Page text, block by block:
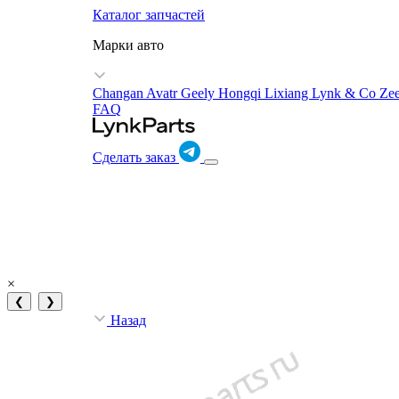
Каталог запчастей
Марки авто
Changan AvatrGeely Hongqi Lixiang Lynk & Co
FAQ
Сделать заказ
×
❮ ❯
Назад